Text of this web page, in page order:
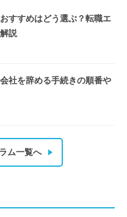
すすめはどう選ぶ？転職エ
説
社を辞める手続きの順番や
ム一覧へ